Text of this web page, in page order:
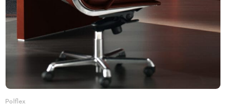
Polflex